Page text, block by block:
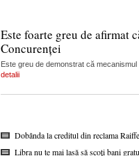
Este foarte greu de afirmat
Concurenței
Este greu de demonstrat că
detalii
Dobânda la creditul din reclama
Libra nu te mai lasă să scoți bani